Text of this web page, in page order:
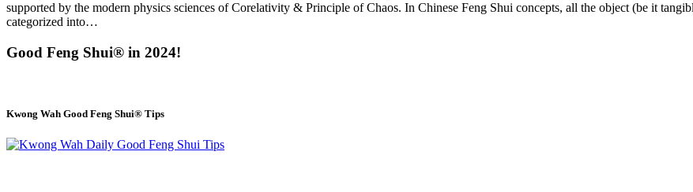
supported by the modern physics sciences of Corelativity & Principle of Chaos. In Chinese Feng Shui concepts, all the object (be it
categorized into…
Good Feng Shui® in 2024!
Kwong Wah Good Feng Shui® Tips